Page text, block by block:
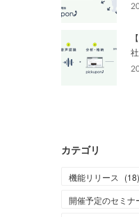
カテゴリ
機能リリース (18)
開催予定のセミナ